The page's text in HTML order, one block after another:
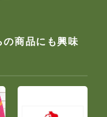
の商品にも興味